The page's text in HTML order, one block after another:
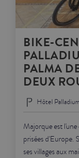
BIKE-
PALMA
DEUX
Hôtel
Majorque est
prisées d'Europe.
ses villages aux